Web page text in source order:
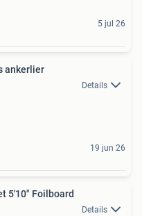
5 jul 26
ankerlier
Details
19 jun 26
5'10" Foilboard
Details